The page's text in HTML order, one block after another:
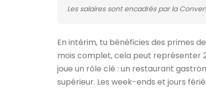
Les salaires sont encadrés par la
En intérim, tu bénéficies des primes
mois complet, cela peut représenter
joue un rôle clé : un restaurant
supérieur. Les week-ends et jours